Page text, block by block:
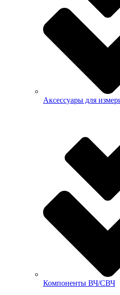
Аксессуары для
Компоненты ВЧ/СВЧ